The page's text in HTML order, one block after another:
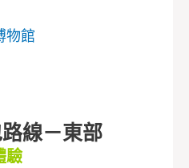
物館
線－東部
驗